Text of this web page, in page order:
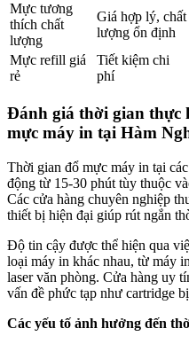
Mực tương
thích chất
lượng
Giá hợp lý, chất
lượng ổn định
Mực refill giá
rẻ
Tiết kiệm chi
phí
Đánh giá thời gian thực
mực máy in tại Hàm
Thời gian đổ mực máy in tại
động từ 15-30 phút tùy thuộc
Các cửa hàng chuyên nghiệp
thiết bị hiện đại giúp rút ngắn
Độ tin cậy được thể hiện qua
loại máy in khác nhau, từ máy
laser văn phòng. Cửa hàng uy
vấn đề phức tạp như cartridge
Các yếu tố ảnh hưởng đến